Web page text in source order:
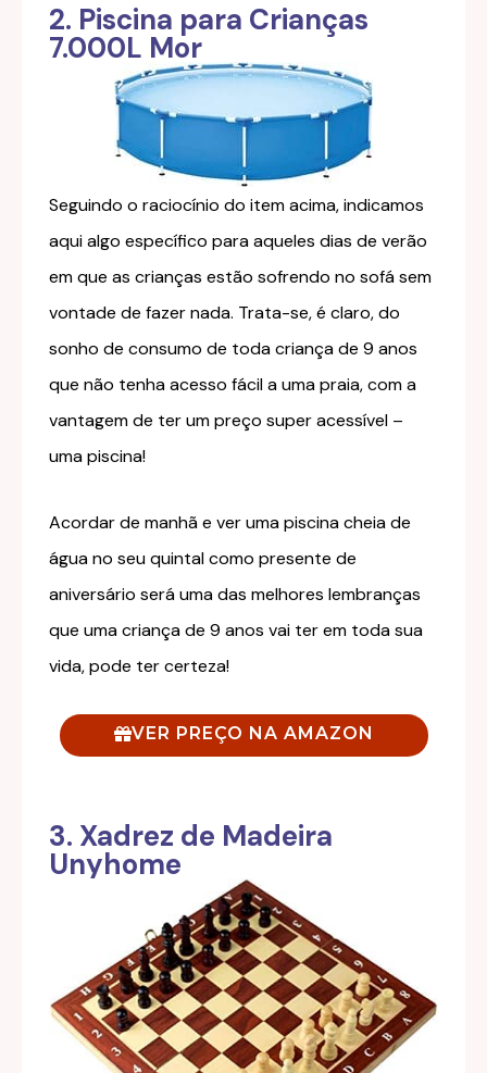
2. Piscina para Crianças
7.000L Mor
Seguindo o raciocínio do item acima, indicamos
aqui algo específico para aqueles dias de verão
em que as crianças estão sofrendo no sofá sem
vontade de fazer nada. Trata-se, é claro, do
sonho de consumo de toda criança de 9 anos
que não tenha acesso fácil a uma praia, com a
vantagem de ter um preço super acessível –
uma piscina!
Acordar de manhã e ver uma piscina cheia de
água no seu quintal como presente de
aniversário será uma das melhores lembranças
que uma criança de 9 anos vai ter em toda sua
vida, pode ter certeza!
VER PREÇO NA AMAZON
3. Xadrez de Madeira
Unyhome